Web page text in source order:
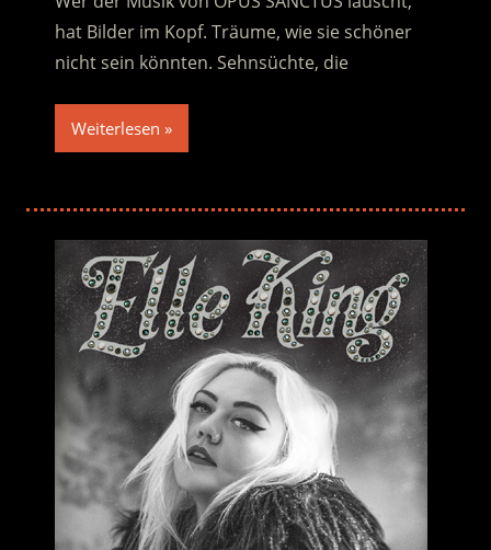
hat Bilder im Kopf. Träume, wie sie schöner
nicht sein könnten. Sehnsüchte, die
Weiterlesen